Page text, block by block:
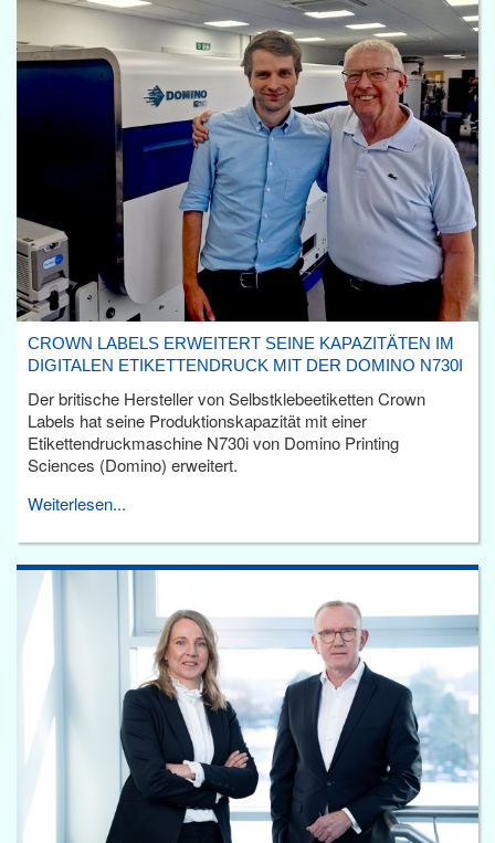
CROWN LABELS ERWEITERT SEINE KAPAZITÄTEN IM
DIGITALEN ETIKETTENDRUCK MIT DER DOMINO N730I
Der britische Hersteller von Selbstklebeetiketten Crown
Labels hat seine Produktionskapazität mit einer
Etikettendruckmaschine N730i von Domino Printing
Sciences (Domino) erweitert.
Weiterlesen...